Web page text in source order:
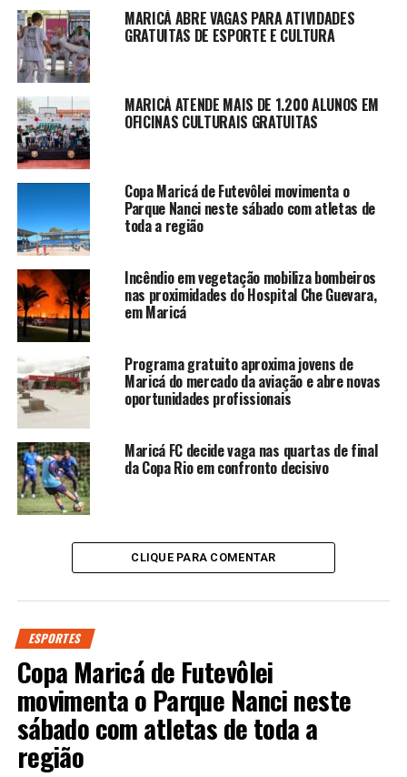
MARICÁ ABRE VAGAS PARA ATIVIDADES
GRATUITAS DE ESPORTE E CULTURA
MARICÁ ATENDE MAIS DE 1.200 ALUNOS EM
OFICINAS CULTURAIS GRATUITAS
Copa Maricá de Futevôlei movimenta o
Parque Nanci neste sábado com atletas de
toda a região
Incêndio em vegetação mobiliza bombeiros
nas proximidades do Hospital Che Guevara,
em Maricá
Programa gratuito aproxima jovens de
Maricá do mercado da aviação e abre novas
oportunidades profissionais
Maricá FC decide vaga nas quartas de final
da Copa Rio em confronto decisivo
CLIQUE PARA COMENTAR
ESPORTES
Copa Maricá de Futevôlei
movimenta o Parque Nanci neste
sábado com atletas de toda a
região